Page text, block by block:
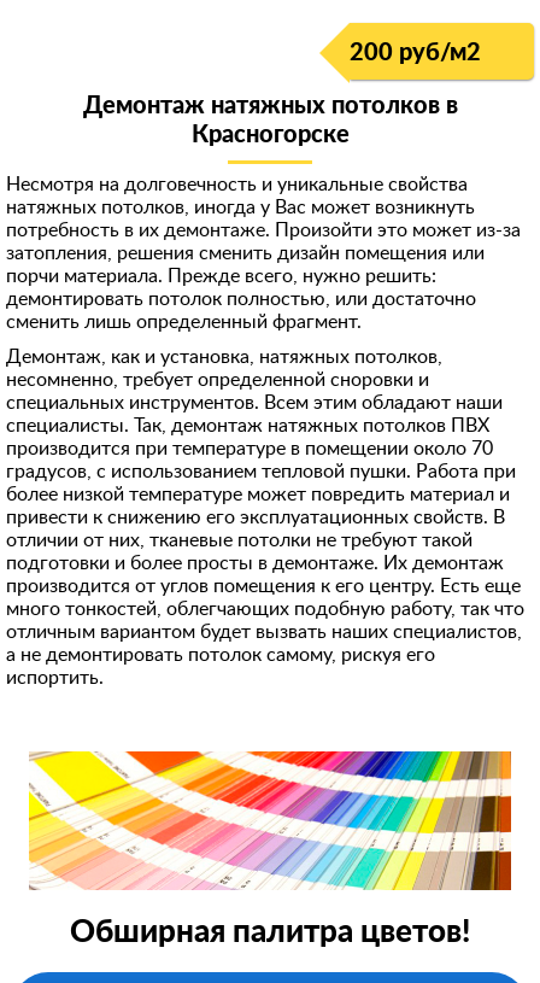
200 руб/м2
Демонтаж натяжных потолков в
Красногорске
Несмотря на долговечность и уникальные свойства
натяжных потолков, иногда у Вас может возникнуть
потребность в их демонтаже. Произойти это может из-за
затопления, решения сменить дизайн помещения или
порчи материала. Прежде всего, нужно решить:
демонтировать потолок полностью, или достаточно
сменить лишь определенный фрагмент.
Демонтаж, как и установка, натяжных потолков,
несомненно, требует определенной сноровки и
специальных инструментов. Всем этим обладают наши
специалисты. Так, демонтаж натяжных потолков ПВХ
производится при температуре в помещении около 70
градусов, с использованием тепловой пушки. Работа при
более низкой температуре может повредить материал и
привести к снижению его эксплуатационных свойств. В
отличии от них, тканевые потолки не требуют такой
подготовки и более просты в демонтаже. Их демонтаж
производится от углов помещения к его центру. Есть еще
много тонкостей, облегчающих подобную работу, так что
отличным вариантом будет вызвать наших специалистов,
а не демонтировать потолок самому, рискуя его
испортить.
Обширная палитра цветов!